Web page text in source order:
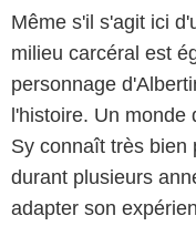
Même s'il s'agit ici
milieu carcéral est
personnage
l'histoire. Un monde
Sy connaît très bien
durant plusieurs
adapter son